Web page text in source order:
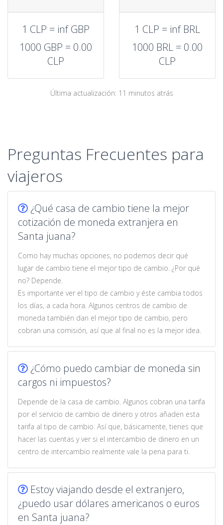
1 CLP = inf GBP
1000 GBP = 0.00
CLP
1 CLP = inf BRL
1000 BRL = 0.00
CLP
Última actualización: 11 minutos atrás
Preguntas Frecuentes para
viajeros
¿Qué casa de cambio tiene la mejor
cotización de moneda extranjera en
Santa juana?
Como hay muchas opciones, no podemos decir qué
lugar de cambio tiene el mejor tipo de cambio. ¿Por qué
no? Depende.
Es importante ver el tipo de cambio y éste cambia todos
los días, a cada hora. Algunos centros de cambio de
moneda también dan el mejor tipo de cambio, pero
cobran una comisión, así que al final no es la mejor idea.
¿Cómo puedo cambiar de moneda sin
cargos ni impuestos?
Depende de la casa de cambio. Algunos cobran una tarifa
por el servicio de cambio de dinero y otros añaden esta
tarifa al tipo de cambio. Así que, básicamente, tienes que
hacer las cuentas y ver si el intercambio de dinero en un
centro de intercambio realmente vale la pena para ti.
Estoy viajando desde el extranjero,
¿puedo usar dólares americanos o euros
en Santa juana?